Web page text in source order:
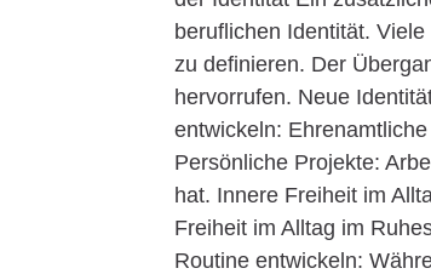
beruflichen Identität.
zu definieren. Der
hervorrufen. Neue
entwickeln:
Persönliche Projekte:
hat. Innere Freiheit im
Freiheit im Alltag im
Routine entwickeln: